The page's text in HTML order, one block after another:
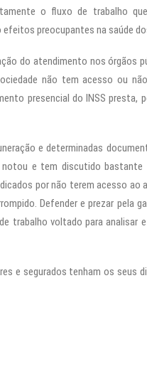
o fluxo de trabalho
preocupantes na saúde
do atendimento nos órgãos
não tem acesso ou
presencial do INSS presta,
e determinadas
e tem discutido
por não terem acesso ao
Defender e prezar pela
trabalho voltado para analisar
e segurados tenham os